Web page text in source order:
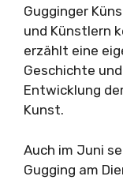
Gugginger
und Künstlern
erzählt eine
Geschichte
Entwicklung
Kunst.
Auch im Juni
Gugging am